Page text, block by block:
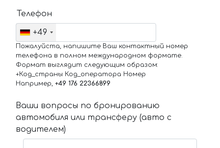
Телефон
+49
Пожалуйста, напишите Ваш контактный номер
телефона в полном международном формате.
Формат выглядит следующим образом:
+Код_страны Код_оператора Номер
Например, +49 176 22366899
Ваши вопросы по бронированию
автомобиля или трансферу (авто с
водителем)